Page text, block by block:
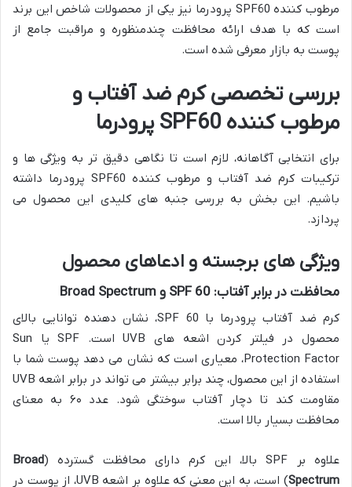
مرطوب کننده SPF60 پرودرما نیز یکی از محصولات شاخص این برند
است که با هدف ارائه محافظت چندمنظوره و مراقبت جامع از
پوست به بازار معرفی شده است.
بررسی تخصصی کرم ضد آفتاب و
مرطوب کننده SPF60 پرودرما
برای انتخابی آگاهانه، لازم است تا نگاهی دقیق تر به ویژگی ها و
ترکیبات کرم ضد آفتاب و مرطوب کننده SPF60 پرودرما داشته
باشیم. این بخش به بررسی جنبه های کلیدی این محصول می
پردازد.
ویژگی های برجسته و ادعاهای محصول
محافظت در برابر آفتاب: SPF 60 و Broad Spectrum
کرم ضد آفتاب پرودرما با SPF 60، نشان دهنده توانایی بالای
محصول در فیلتر کردن اشعه های UVB است. SPF یا Sun
Protection Factor، معیاری است که نشان می دهد پوست شما با
استفاده از این محصول، چند برابر بیشتر می تواند در برابر اشعه UVB
مقاومت کند تا دچار آفتاب سوختگی شود. عدد ۶۰ به معنای
محافظت بسیار بالا است.
علاوه بر SPF بالا، این کرم دارای محافظت گسترده (
Broad
Spectrum
) است، به این معنی که علاوه بر اشعه UVB، از پوست در